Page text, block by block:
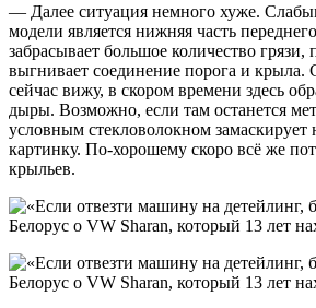
— Далее ситуация немного хуже.
модели является нижняя часть
забрасывает большое количество грязи,
выгнивает соединение порога и крыла.
сейчас вижу, в скором времени здесь
дыры. Возможно, если там останется
условным стекловолокном замаскирует
картинку. По-хорошему скоро всё же
крыльев.